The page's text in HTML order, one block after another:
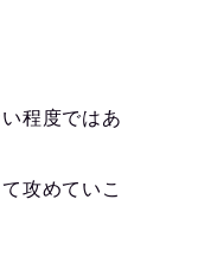
程度ではあ
攻めていこ